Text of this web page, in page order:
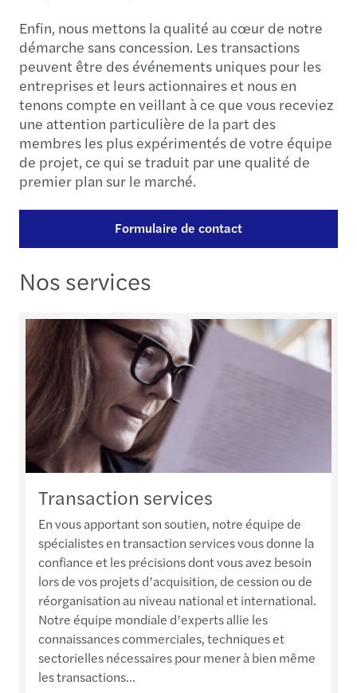
Enfin, nous mettons la qualité au cœur de notre
démarche sans concession. Les transactions
peuvent être des événements uniques pour les
entreprises et leurs actionnaires et nous en
tenons compte en veillant à ce que vous receviez
une attention particulière de la part des
membres les plus expérimentés de votre équipe
de projet, ce qui se traduit par une qualité de
premier plan sur le marché.
Formulaire de contact
Nos services
Transaction services
En vous apportant son soutien, notre équipe de
spécialistes en transaction services vous donne la
confiance et les précisions dont vous avez besoin
lors de vos projets d’acquisition, de cession ou de
réorganisation au niveau national et international.
Notre équipe mondiale d’experts allie les
connaissances commerciales, techniques et
sectorielles nécessaires pour mener à bien même
les transactions...